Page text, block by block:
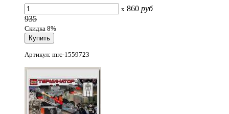
x 860 руб
935
Скидка 8%
Артикул: mrc-1559723